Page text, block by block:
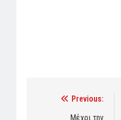
Previous:
Μέχρι την